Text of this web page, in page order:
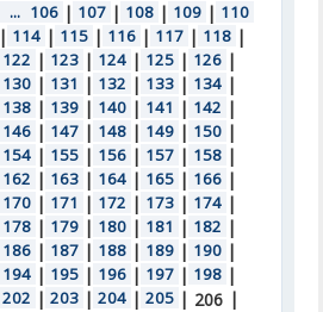
... 106 | 107 | 108 | 109 | 110
| 114 | 115 | 116 | 117 | 118 |
122 | 123 | 124 | 125 | 126 |
130 | 131 | 132 | 133 | 134 |
138 | 139 | 140 | 141 | 142 |
146 | 147 | 148 | 149 | 150 |
154 | 155 | 156 | 157 | 158 |
162 | 163 | 164 | 165 | 166 |
170 | 171 | 172 | 173 | 174 |
178 | 179 | 180 | 181 | 182 |
186 | 187 | 188 | 189 | 190 |
194 | 195 | 196 | 197 | 198 |
202 | 203 | 204 | 205 | 206 |